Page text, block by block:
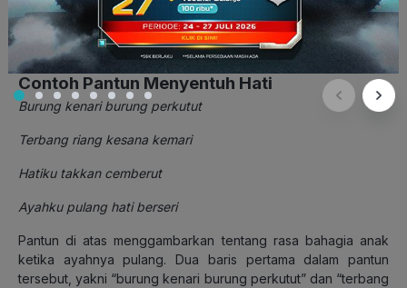
apakah kamu sudah ada bayangan tentang cara untuk
membuat pantun? Supaya lebih jelas lagi, ayo kita kupas
contoh-contoh pantun berikut ini.
Contoh Pantun Menyentuh Hati
Burung kenari burung perkutut
Terbang riang kesana kemari
Hatiku takkan cemberut
Ayahku pulang hati berseri
Pantun di atas menggambarkan tentang rasa bahagia anak
ketika ayahnya pulang. Dua baris pertama dalam pantun
tersebut, yakni “burung kenari burung perkutut” dan “terbang